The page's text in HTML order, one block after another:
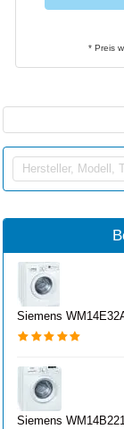
* Preis
Siemens
Siemens